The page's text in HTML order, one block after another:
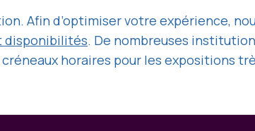
Afin d’optimiser votre expérience,
disponibilités. De nombreuses
horaires pour les expositions